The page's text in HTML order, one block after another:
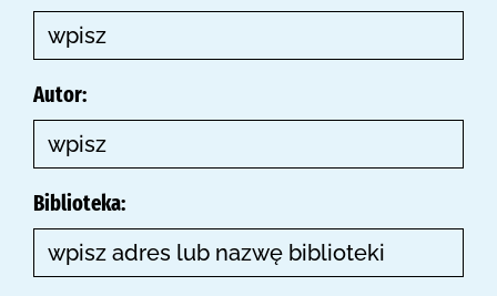
Autor:
Biblioteka: